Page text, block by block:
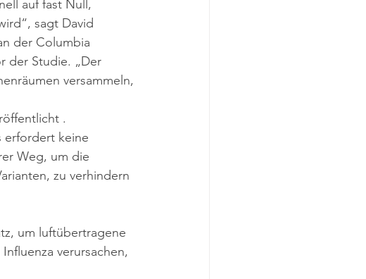
auf fast Null,
sagt David
der Columbia
der Studie. „Der
versammeln,
.
erfordert keine
Weg, um die
zu verhindern
um luftübertragene
verursachen,